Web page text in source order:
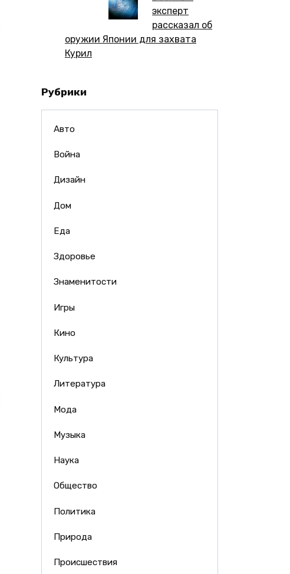
эксперт
рассказал об
оружии Японии для захвата
Курил
Рубрики
Авто
Война
Дизайн
Дом
Еда
Здоровье
Знаменитости
Игры
Кино
Культура
Литература
Мода
Музыка
Наука
Общество
Политика
Природа
Происшествия